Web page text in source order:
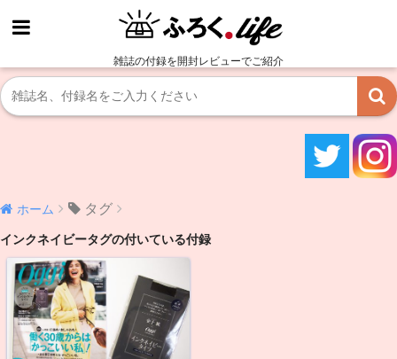
雑誌の付録を開封レビューでご紹介
ホーム タグ
インクネイビータグの付いている付録